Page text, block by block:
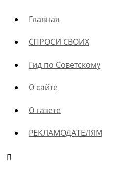
Главная
СПРОСИ СВОИХ
Гид по Советскому
О сайте
О газете
РЕКЛАМОДАТЕЛЯМ